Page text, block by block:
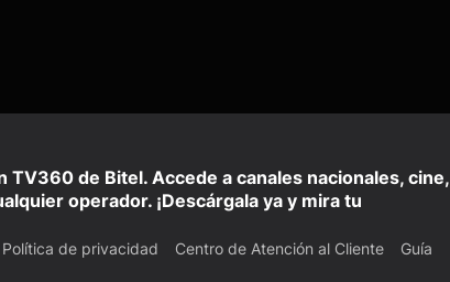
TV360 de Bitel. Accede a canales nacionales, cine,
operador. ¡Descárgala ya y mira tu
Política de privacidad Centro de Atención al Cliente Guía